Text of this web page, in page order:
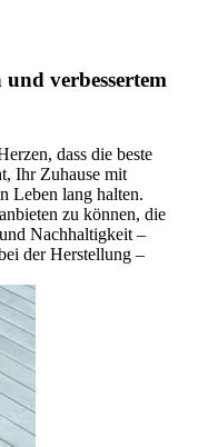
verbessertem
dass die beste
Ihr Zuhause mit
Leben lang halten.
zu können, die
Nachhaltigkeit –
der Herstellung –